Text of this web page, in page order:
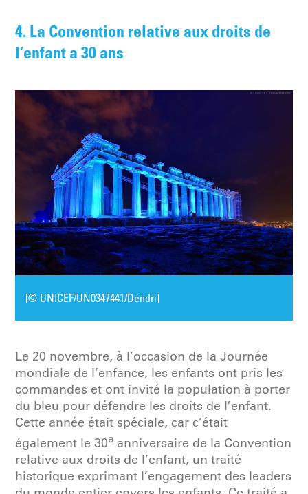
4. La Convention relative aux droits de
l’enfant a 30 ans
[© UNICEF/UN0347441/Dendri]
Le 20 novembre, à l’occasion de la Journée
mondiale de l’enfance, les enfants ont pris les
commandes et ont invité la population à porter
du bleu pour défendre les droits de l’enfant.
Cette année était spéciale, car c’était
également le 30e anniversaire de la Convention
relative aux droits de l’enfant, un traité
historique exprimant l’engagement des leaders